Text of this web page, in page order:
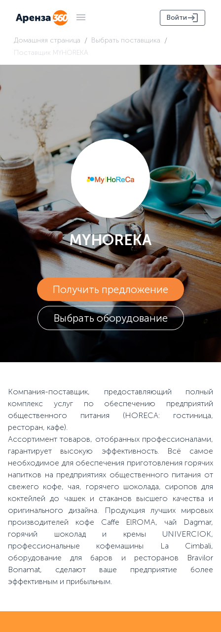
Войти
Домашняя страница / Выбрать поставщика /
Поставщик MYHOREKA
MYHOREKA
Получить предложение
Выбрать оборудование
Компания-поставщик, предоставляющий полный
комплекс услуг по обеспечению предприятий
общественного питания (HORECA: гостиница,
ресторан, кафе).
Ассортимент товаров, отобранных профессионалами,
гарантирует высокую эффективность. Всё самое
необходимое для обеспечения приготовления горячих
напитков на предприятиях общественного питания от
свежего кофе, чая, горячего шоколада, сиропов для
коктейлей до чашек и стаканов высшего качества и
оригинального дизайна. Продукция лучших мировых
производителей кофе Caffe ElROMA, чай Dagmar,
горячий шоколад и кремы UNIVERCIOK,
профессиональные кофемашины La Cimbali,
оборудование для баров и ресторанов Bravilor
Bonamat, сделают ваше предприятие более
эффективным и прибыльным.